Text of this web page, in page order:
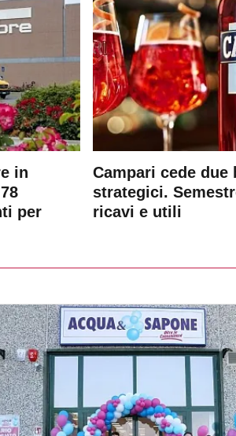
in
per
Campari cede due
strategici.
ricavi e utili